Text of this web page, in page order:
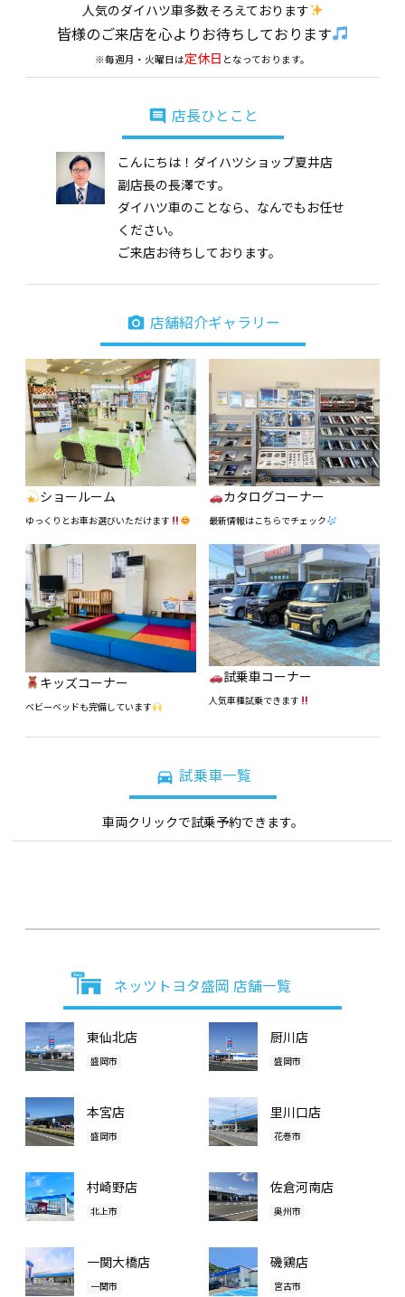
人気のダイハツ車多数そろえております
皆様のご来店を心よりお待ちしております
※毎週月・火曜日は定休日 となっております。
insert_comment 店長ひとこと
こんにちは！ダイハツショップ夏井店
副店長の長澤です。
ダイハツ車のことなら、なんでもお任せ
ください。
ご来店お待ちしております。
photo_camera 店舗紹介ギャラリー
ショールーム
ゆっくりとお車お選びいただけます
カタログコーナー
最新情報はこちらでチェック
キッズコーナー
ベビーベッドも完備しています
試乗車コーナー
人気車種試乗できます
directions_car 試乗車一覧
車両クリックで試乗予約できます。
ネッツトヨタ盛岡 店舗一覧
東仙北店
盛岡市
厨川店
盛岡市
本宮店
盛岡市
里川口店
花巻市
村崎野店
北上市
佐倉河南店
奥州市
一関大橋店
一関市
磯鶏店
宮古市